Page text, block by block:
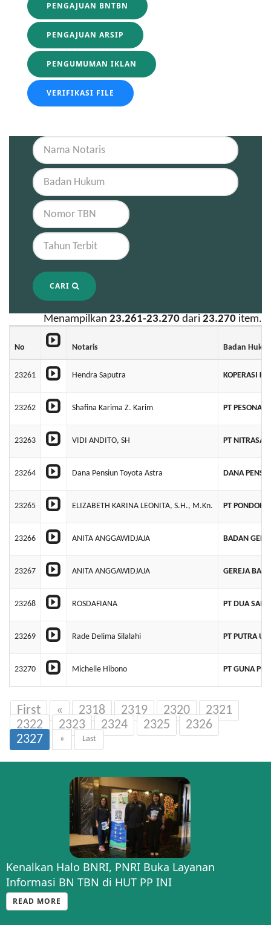
PENGAJUAN BNTBN
PENGAJUAN ARSIP
PENGUMUMAN IKLAN
VERIFIKASI FILE
CARI
Menampilkan 23.261-23.270 dari 23.270 item.
No Notaris Badan
23261 Hendra Saputra KOPERASI
23262 Shafina Karima Z. Karim PT PESONA
23263 VIDI ANDITO, SH PT
23264 Dana Pensiun Toyota Astra DANA
23265 ELIZABETH KARINA LEONITA, S.H., M.Kn. PT PONDOK
23266 ANITA ANGGAWIDJAJA BADAN
23267 ANITA ANGGAWIDJAJA GEREJA
23268 ROSDAFIANA PT DUA
23269 Rade Delima Silalahi PT PUTRA
23270 Michelle Hibono PT GUNA
First « 2318 2319 2320
2321
2322
2323 2324 2325
2326
2327
» Last
Kenalkan Halo BNRI, PNRI Buka Layanan
Informasi BN TBN di HUT PP INI
READ MORE